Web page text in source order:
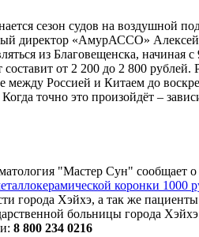
сезон судов на воздушной
директор «АмурАССО» Алексей
из Благовещенска,
от 2 200 до 2 800 рублей.
между Россией и Китаем до
точно это произойдёт –
"Мастер Сун" сообщает
коронки 1000
города Хэйхэ, а так же
больницы города
8 800 234 0216